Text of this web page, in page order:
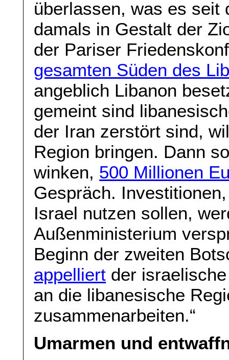
überlassen, was es seit
damals in Gestalt der
der Pariser
gesamten Süden des
angeblich Libanon
gemeint sind
der Iran zerstört sind,
Region bringen. Dann
winken, 500 Millionen
Gespräch.
Israel nutzen sollen,
Außenministerium
Beginn der zweiten
appelliert der
an die libanesische
zusammenarbeiten.“
Umarmen und